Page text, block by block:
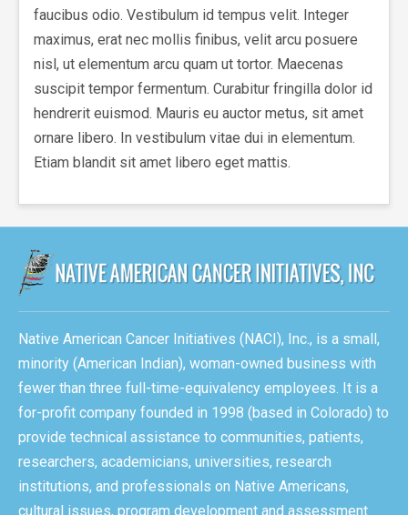
faucibus odio. Vestibulum id tempus velit. Integer
maximus, erat nec mollis finibus, velit arcu posuere
nisl, ut elementum arcu quam ut tortor. Maecenas
suscipit tempor fermentum. Curabitur fringilla dolor id
hendrerit euismod. Mauris eu auctor metus, sit amet
ornare libero. In vestibulum vitae dui in elementum.
Etiam blandit sit amet libero eget mattis.
Native American Cancer Initiatives (NACI), Inc., is a small,
minority (American Indian), woman-owned business with
fewer than three full-time-equivalency employees. It is a
for-profit company founded in 1998 (based in Colorado) to
provide technical assistance to communities, patients,
researchers, academicians, universities, research
institutions, and professionals on Native Americans,
cultural issues, program development and assessment